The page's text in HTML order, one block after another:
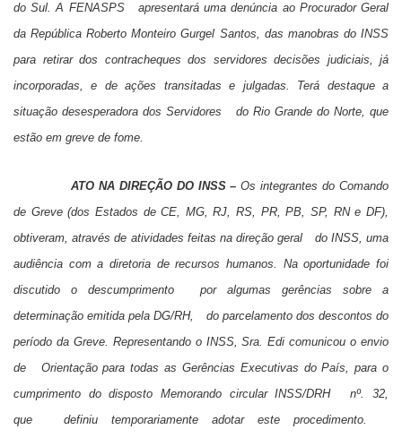
do Sul. A FENASPS apresentará uma denúncia ao Procurador Geral
da República Roberto Monteiro Gurgel Santos, das manobras do INSS
para retirar dos contracheques dos servidores decisões judiciais, já
incorporadas, e de ações transitadas e julgadas. Terá destaque a
situação desesperadora dos Servidores do Rio Grande do Norte, que
estão em greve de fome.
ATO NA DIREÇÃO DO INSS – Os integrantes do Comando
de Greve (dos Estados de CE, MG, RJ, RS, PR, PB, SP, RN e DF),
obtiveram, através de atividades feitas na direção geral do INSS, uma
audiência com a diretoria de recursos humanos. Na oportunidade foi
discutido o descumprimento por algumas gerências sobre a
determinação emitida pela DG/RH, do parcelamento dos descontos do
período da Greve. Representando o INSS, Sra. Edi comunicou o envio
de Orientação para todas as Gerências Executivas do País, para o
cumprimento do disposto Memorando circular INSS/DRH nº. 32,
que definiu temporariamente adotar este procedimento.